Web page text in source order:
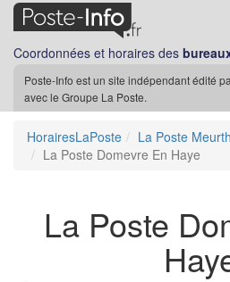
Coordonnées et horaires des
Poste-Info est un site indépendant édité
avec le Groupe La Poste.
HorairesLaPoste
La Poste
La Poste Domevre En Haye
La Poste